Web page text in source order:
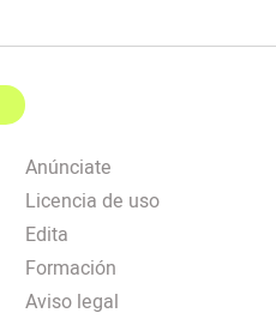
Anúnciate
Licencia de uso
Edita
Formación
Aviso legal